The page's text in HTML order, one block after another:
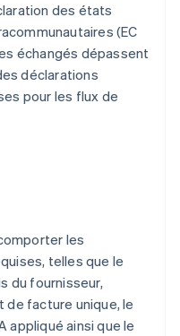
des états
(EC
échangés dépassent
déclarations
pour les flux de
les
telles que le
du fournisseur,
de facture unique, le
appliqué ainsi que le